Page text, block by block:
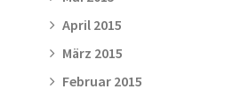
April 2015
März 2015
Februar 2015